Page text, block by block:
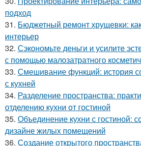
подход
31. Бюджетный ремонт хрущевки:
интерьер
32. Сэкономьте деньги и усилите
с помощью малозатратного
33. Смешивание функций: история
с кухней
34. Разделение пространства:
отделению кухни от гостиной
35. Объединение кухни с гостиной:
дизайне жилых помещений
36. Создание открытого